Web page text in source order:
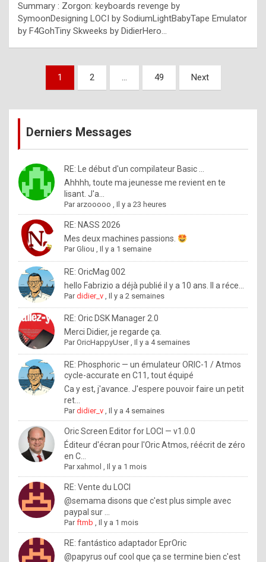
l
e
x
a
%
m
a
d
b
y
o
l
e
x
.
I
f
y
o
u
w
a
n
t
o
Summary : Zorgon: keyboards revenge by
SymoonDesigning LOCI by SodiumLightBabyTape Emulator
by F4GohTiny Skweeks by DidierHero…
Pagination
publications
1 2 … 49 Next
Derniers Messages
RE: Le début d'un compilateur Basic ...
Ahhhh, toute ma jeunesse me revient en te
lisant. J'a...
Par arzooooo ,Il y a 23 heures
RE: NASS 2026
Mes deux machines passions.
ParGliou ,Il y a 1 semaine
RE: OricMag 002
hello Fabrizio a déjà publié il y a 10 ans. Il a réce...
Pardidier_v ,Il y a 2 semaines
RE: Oric DSK Manager 2.0
Merci Didier, je regarde ça.
ParOricHappyUser,Il y a 4 semaines
RE: Phosphoric — un émulateur ORIC-1 / Atmos
cycle-accurate en C11, tout équipé
Ca y est, j'avance. J'espere pouvoir faire un petit
ret...
Pardidier_v ,Il y a 4 semaines
Oric Screen Editor for LOCI — v1.0.0
Éditeur d'écran pour l'Oric Atmos, réécrit de zéro
en C...
Parxahmol ,Il y a 1 mois
RE: Vente du LOCI
@semama disons que c'est plus simple avec
paypal sur ...
Parftmb ,Il y a 1 mois
RE: fantástico adaptador EprOric
@papyrus ouf cool que ça se termine bien c'est